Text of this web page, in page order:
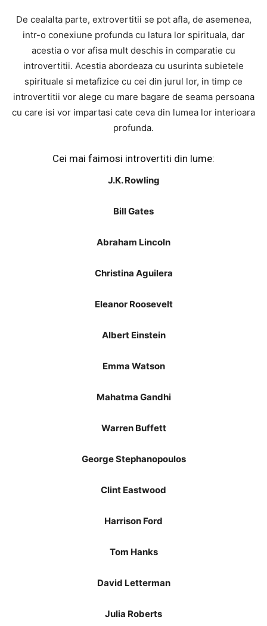
De cealalta parte, extrovertitii se pot afla, de asemenea,
intr-o conexiune profunda cu latura lor spirituala, dar
acestia o vor afisa mult deschis in comparatie cu
introvertitii. Acestia abordeaza cu usurinta subietele
spirituale si metafizice cu cei din jurul lor, in timp ce
introvertitii vor alege cu mare bagare de seama persoana
cu care isi vor impartasi cate ceva din lumea lor interioara
profunda.
Cei mai faimosi introvertiti din lume:
J.K. Rowling
Bill Gates
Abraham Lincoln
Christina Aguilera
Eleanor Roosevelt
Albert Einstein
Emma Watson
Mahatma Gandhi
Warren Buffett
George Stephanopoulos
Clint Eastwood
Harrison Ford
Tom Hanks
David Letterman
Julia Roberts